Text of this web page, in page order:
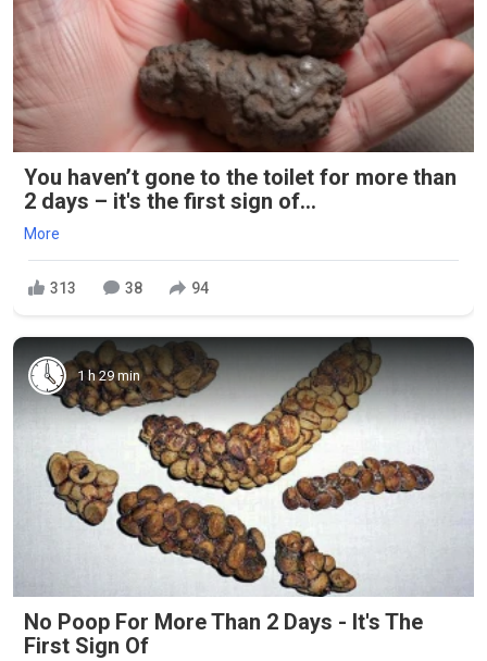
You haven’t gone to the toilet for more than
2 days – it's the first sign of...
More
313 38 94
1 h 29 min
No Poop For More Than 2 Days - It's The
First Sign Of